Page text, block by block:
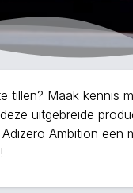
Maak kennis
uitgebreide
Ambition